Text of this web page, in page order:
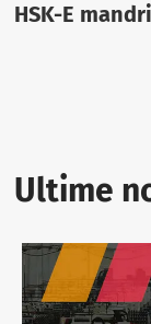
HSK-E
Ultime